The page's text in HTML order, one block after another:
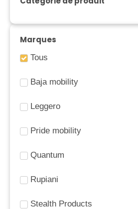
Marques
Tous
Baja mobility
Leggero
Pride mobility
Quantum
Rupiani
Stealth Products